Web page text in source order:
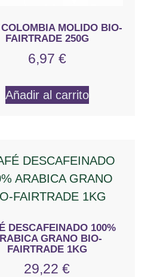
MOLIDO BIO-
FAIRTRADE 250G
6,97 €
Añadir al carrito
DESCAFEINADO 100%
GRANO BIO-
FAIRTRADE 1KG
29,22 €